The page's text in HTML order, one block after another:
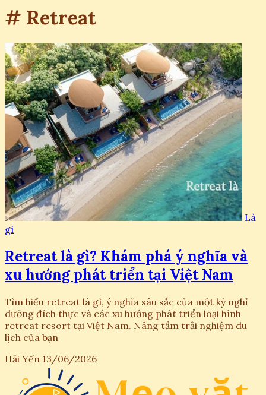
# Retreat
Là
gì
Retreat là gì? Khám phá ý nghĩa và
xu hướng phát triển tại Việt Nam
Tìm hiểu retreat là gì, ý nghĩa sâu sắc của một kỳ nghỉ
dưỡng đích thực và các xu hướng phát triển loại hình
retreat resort tại Việt Nam. Nâng tầm trải nghiệm du
lịch của bạn
Hải Yến 13/06/2026